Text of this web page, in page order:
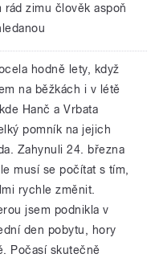
rád zimu člověk aspoň
hodně lety, když
na běžkách i v létě
Hanč a Vrbata
pomník na jejich
Zahynuli 24. března
musí se počítat s tím,
rychle změnit.
jsem podnikla v
den pobytu, hory
Počasí skutečně